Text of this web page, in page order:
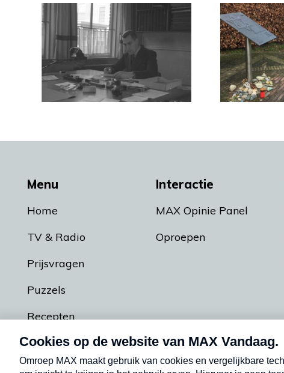
Menu
Home
TV & Radio
Prijsvragen
Puzzels
Recepten
Podcasts
Interactie
MAX Opinie Panel
Oproepen